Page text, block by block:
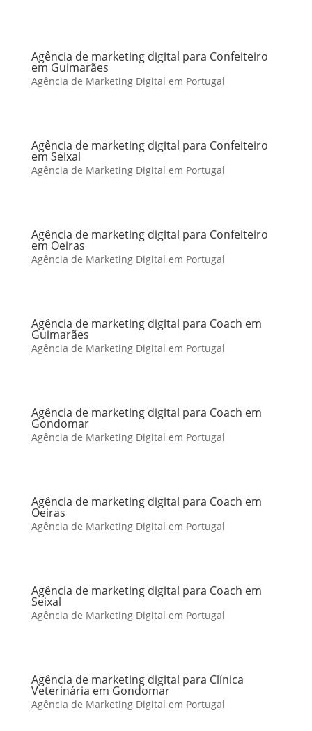
Agência de marketing digital para Confeiteiro
em Guimarães
Agência de Marketing Digital em Portugal
Agência de marketing digital para Confeiteiro
em Seixal
Agência de Marketing Digital em Portugal
Agência de marketing digital para Confeiteiro
em Oeiras
Agência de Marketing Digital em Portugal
Agência de marketing digital para Coach em
Guimarães
Agência de Marketing Digital em Portugal
Agência de marketing digital para Coach em
Gondomar
Agência de Marketing Digital em Portugal
Agência de marketing digital para Coach em
Oeiras
Agência de Marketing Digital em Portugal
Agência de marketing digital para Coach em
Seixal
Agência de Marketing Digital em Portugal
Agência de marketing digital para Clínica
Veterinária em Gondomar
Agência de Marketing Digital em Portugal